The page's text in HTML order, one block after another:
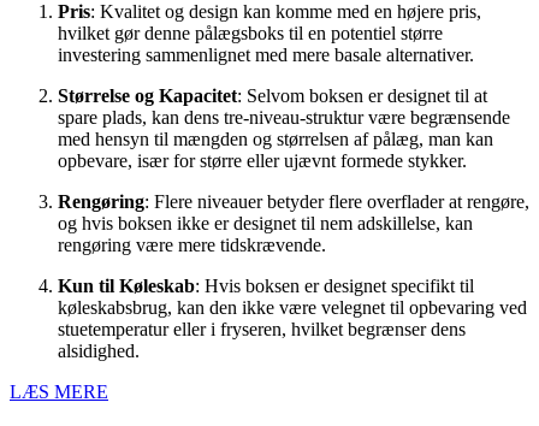
Pris: Kvalitet og design kan komme med en højere pris,
hvilket gør denne pålægsboks til en potentiel større
investering sammenlignet med mere basale alternativer.
Størrelse og Kapacitet: Selvom boksen er designet til at
spare plads, kan dens tre-niveau-struktur være begrænsende
med hensyn til mængden og størrelsen af pålæg, man kan
opbevare, især for større eller ujævnt formede stykker.
Rengøring: Flere niveauer betyder flere overflader at rengøre,
og hvis boksen ikke er designet til nem adskillelse, kan
rengøring være mere tidskrævende.
Kun til Køleskab: Hvis boksen er designet specifikt til
køleskabsbrug, kan den ikke være velegnet til opbevaring ved
stuetemperatur eller i fryseren, hvilket begrænser dens
alsidighed.
LÆS MERE